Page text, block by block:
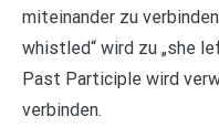
miteinander zu
whistled“ wird zu „she
Past Participle wird
verbinden.